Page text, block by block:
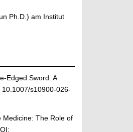
Ph.D.) am Institut
Edged Sword: A
10.1007/s10900-026-
Medicine: The Role of